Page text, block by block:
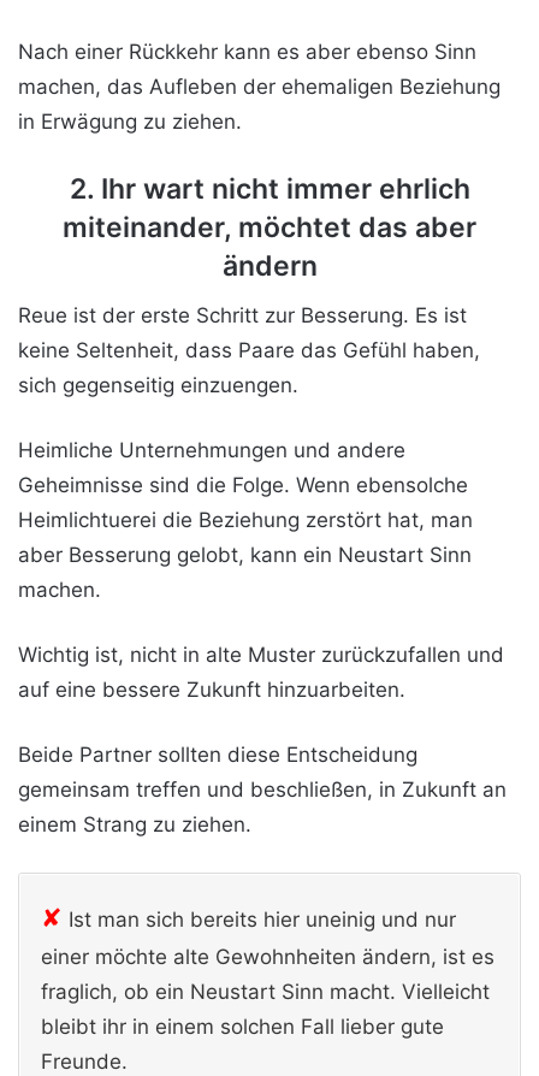
Nach einer Rückkehr kann es aber ebenso Sinn
machen, das Aufleben der ehemaligen Beziehung
in Erwägung zu ziehen.
2. Ihr wart nicht immer ehrlich
miteinander, möchtet das aber
ändern
Reue ist der erste Schritt zur Besserung. Es ist
keine Seltenheit, dass Paare das Gefühl haben,
sich gegenseitig einzuengen.
Heimliche Unternehmungen und andere
Geheimnisse sind die Folge. Wenn ebensolche
Heimlichtuerei die Beziehung zerstört hat, man
aber Besserung gelobt, kann ein Neustart Sinn
machen.
Wichtig ist, nicht in alte Muster zurückzufallen und
auf eine bessere Zukunft hinzuarbeiten.
Beide Partner sollten diese Entscheidung
gemeinsam treffen und beschließen, in Zukunft an
einem Strang zu ziehen.
✘ Ist man sich bereits hier uneinig und nur
einer möchte alte Gewohnheiten ändern, ist es
fraglich, ob ein Neustart Sinn macht. Vielleicht
bleibt ihr in einem solchen Fall lieber gute
Freunde.